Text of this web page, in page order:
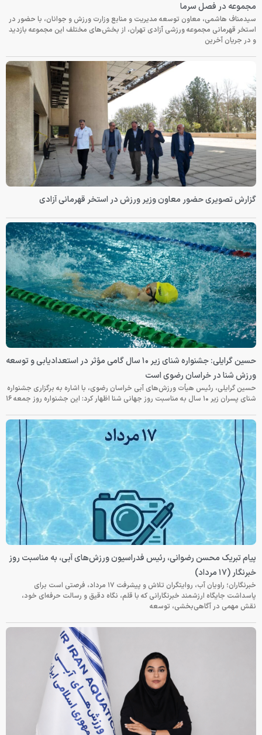
مجموعه در فصل سرما
سیدمناف هاشمی، معاون توسعه مدیریت و منابع وزارت ورزش و جوانان، با حضور در
استخر قهرمانی مجموعه ورزشی آزادی تهران، از بخش‌های مختلف این مجموعه بازدید
و در جریان آخرین
گزارش تصویری حضور معاون وزیر ورزش در استخر قهرمانی آزادی
حسین گرایلی: جشنواره شنای زیر ۱۰ سال گامی مؤثر در استعدادیابی و توسعه
ورزش شنا در خراسان رضوی است
حسین گرایلی، رئیس هیأت ورزش‌های آبی خراسان رضوی، با اشاره به برگزاری جشنواره
شنای پسران زیر ۱۰ سال به مناسبت روز جهانی شنا اظهار کرد: این جشنواره روز جمعه‌ ۱۶
پیام تبریک محسن رضوانی، رئیس فدراسیون ورزش‌های آبی، به مناسبت روز
خبرنگار (۱۷ مرداد)
خبرنگاران؛ راویان آب، روایتگران تلاش و پیشرفت ۱۷ مرداد، فرصتی است برای
پاسداشت جایگاه ارزشمند خبرنگارانی که با قلم، نگاه دقیق و رسالت حرفه‌ای خود،
نقش مهمی در آگاهی‌بخشی، توسعه